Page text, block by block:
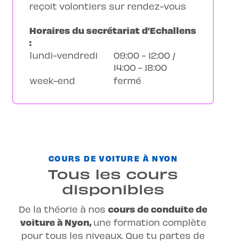
reçoit volontiers sur rendez-vous
Horaires du secrétariat d'Echallens
:
lundi-vendredi
09:00 - 12:00 /
14:00 - 18:00
week-end
fermé
COURS DE VOITURE À NYON
Tous les cours
disponibles
De la théorie à nos cours de conduite de
voiture à Nyon,une formation complète
pour tous les niveaux. Que tu partes de